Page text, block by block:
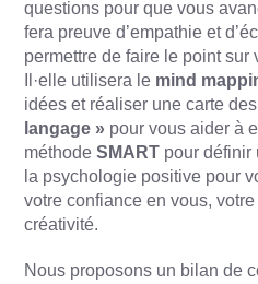
questions pour que vous
fera preuve d’empathie et
permettre de faire le point sur
Il·elle utilisera le mind
idées et réaliser une carte
langage » pour vous aider à
méthodeSMART pour définir
la psychologie positive pour
votre confiance en vous,
créativité.
Nous proposons un bilan de